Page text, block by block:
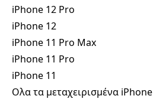
iPhone 12 Pro
iPhone 12
iPhone 11 Pro Max
iPhone 11 Pro
iPhone 11
Ολα τα μεταχειρισμένα iPhone